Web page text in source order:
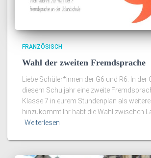
FRANZÖSISCH
Wahl der zweiten Fremdsprache
Liebe Schüler*innen der G6 und R6. In der
diesem Schuljahr eine zweite
Klasse 7 in eurem Stundenplan als
hinzukommt.Ihr habt die Wahl zwischen
Weiterlesen